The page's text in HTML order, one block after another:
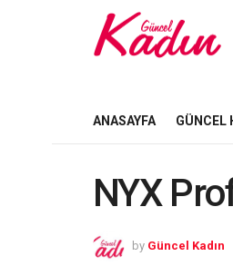
ANASAYFA GÜNCEL
NYX
by Güncel Kadın